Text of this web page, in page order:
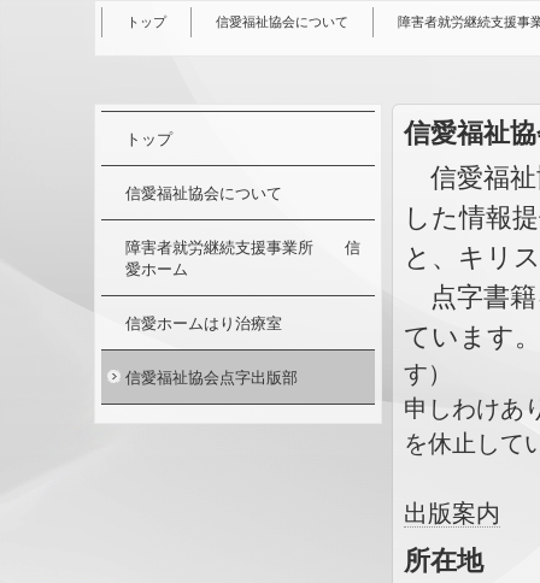
トップ 信愛福祉協会について 障害者就労継続支援
信愛福祉
信愛福祉
した情報
と、キリ
点字書籍
ています。
す）
申しわけあ
を休止して
出版案内
所在地
トップ
信愛福祉協会について
障害者就労継続支援事業所 信
愛ホーム
信愛ホームはり治療室
信愛福祉協会点字出版部